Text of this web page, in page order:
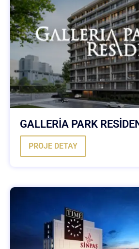
GALLERİA PARK
PROJE DETAY